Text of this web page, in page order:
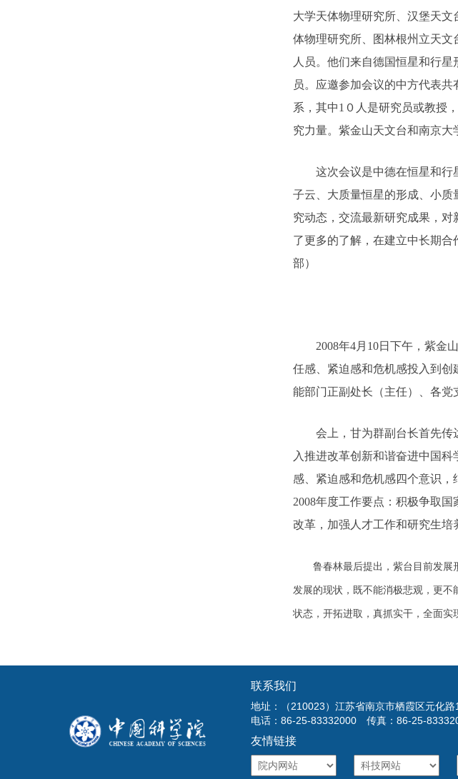
大学天体物理研究所、汉堡天
体物理研究所、图林根州立天
人员。他们来自德国恒星和行
员。应邀参加会议的中方代表
系，其中1０人是研究员或教授
究力量。紫金山天文台和南京大
这次会议是中德在恒星和行星
子云、大质量恒星的形成、小
究动态，交流最新研究成果，
了更多的了解，在建立中长期
部）
2008年4月10日下午，紫金山
任感、紧迫感和危机感投入到
能部门正副处长（主任）、各党
会上，甘为群副台长首先传达
入推进改革创新和谐奋进中国
感、紧迫感和危机感四个意识
2008年度工作要点：积极争取
改革，加强人才工作和研究生培
鲁春林最后提出，紫台目前发展形
发展的现状，既不能消极悲观，更
状态，开拓进取，真抓实干，全面实
联系我们
地址：（210023）江苏省南京市栖霞区元化路
电话：86-25-83332000 传真：86-25-
友情链接